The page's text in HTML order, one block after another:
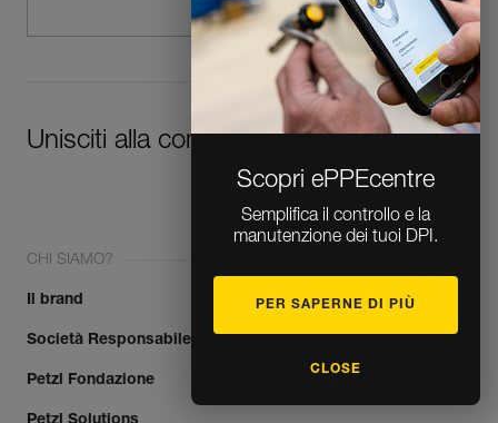
Scopri ePPEcentre
Semplifica il controllo e la
manutenzione dei tuoi DPI.
PER SAPERNE DI PIÙ
CLOSE
Unisciti alla community!
CHI SIAMO?
Il brand
Società Responsabile
Petzl Fondazione